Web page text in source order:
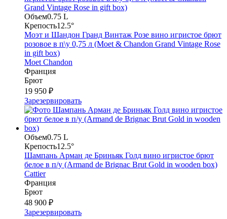
Объем0.75 L
Крепость12.5°
Моэт и Шандон Гранд Винтаж Розе вино игристое брют
розовое в п\у 0,75 л (Moet & Chandon Grand Vintage Rose
in gift box)
Moet Chandon
Франция
Брют
19 950 ₽
Зарезервировать
Объем0.75 L
Крепость12.5°
Шампань Арман де Бриньяк Голд вино игристое брют
белое в п/у (Armand de Brignac Brut Gold in wooden box)
Cattier
Франция
Брют
48 900 ₽
Зарезервировать